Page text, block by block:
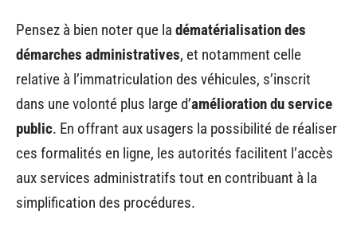
Pensez à bien noter que la dématérialisation des
démarches administratives, et notamment celle
relative à l’immatriculation des véhicules, s’inscrit
dans une volonté plus large d’amélioration du service
public. En offrant aux usagers la possibilité de réaliser
ces formalités en ligne, les autorités facilitent l’accès
aux services administratifs tout en contribuant à la
simplification des procédures.